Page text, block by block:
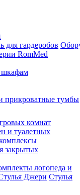
для гардеробов
RomMed
прикроватные тумбы
комнат
и туалетных
закрытых
логопеда и
Джери Стулья